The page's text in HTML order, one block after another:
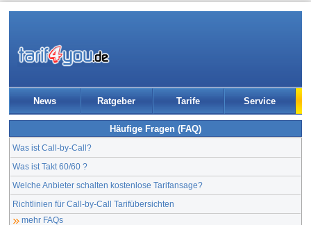
News Ratgeber Tarife Service
Häufige Fragen (FAQ)
Was ist Call-by-Call?
Was ist Takt 60/60 ?
Welche Anbieter schalten kostenlose Tarifansage?
Richtlinien für Call-by-Call Tarifübersichten
mehr FAQs